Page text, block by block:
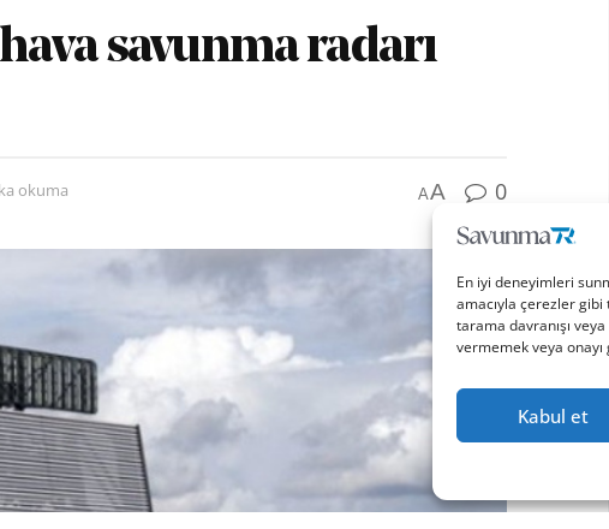
En iyi deneyimleri
amacıyla çerezler
tarama davranışı
vermemek veya
Kabul et
savunma radarı
okuma AA 0